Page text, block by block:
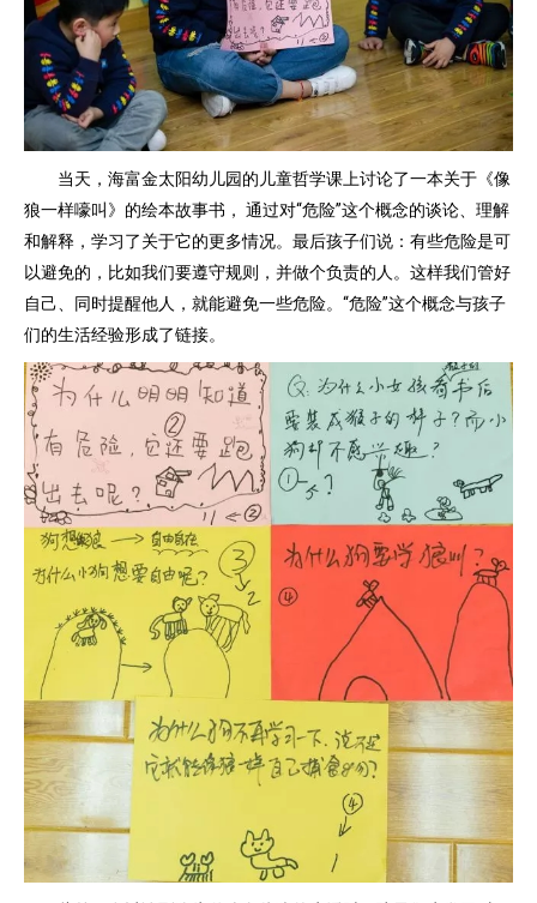
当天，海富金太阳幼儿园的儿童哲学课上讨论了一本关于《像
狼一样嚎叫》的绘本故事书， 通过对“危险”这个概念的谈论、理解
和解释，学习了关于它的更多情况。最后孩子们说：有些危险是可
以避免的，比如我们要遵守规则，并做个负责的人。这样我们管好
自己、同时提醒他人，就能避免一些危险。“危险”这个概念与孩子
们的生活经验形成了链接。